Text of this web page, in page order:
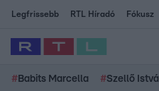
Legfrissebb RTL Híradó Fókusz
# Babits Marcella #Szellő